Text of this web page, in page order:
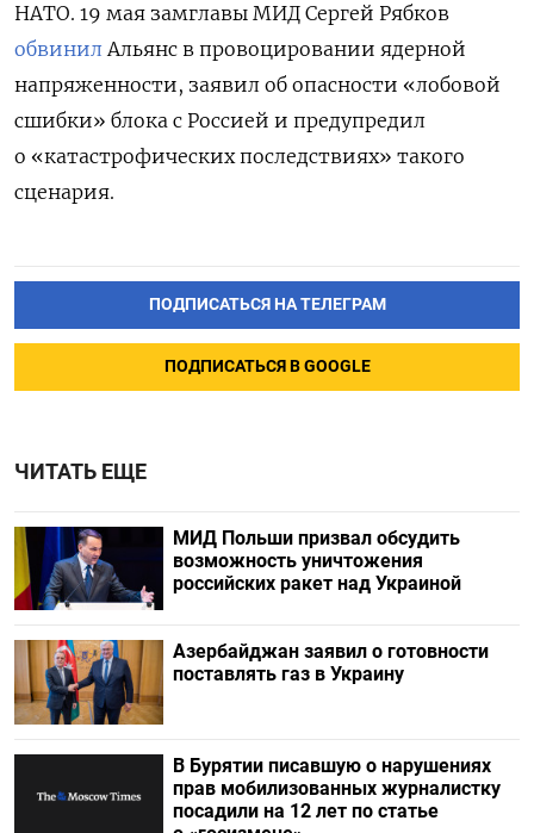
НАТО. 19 мая замглавы МИД Сергей Рябков
обвинилАльянс в провоцировании ядерной
напряженности, заявил об опасности «лобовой
сшибки» блока с Россией и предупредил
о «катастрофических последствиях» такого
сценария.
ПОДПИСАТЬСЯ НА ТЕЛЕГРАМ
ПОДПИСАТЬСЯ В GOOGLE
ЧИТАТЬ ЕЩЕ
МИД Польши призвал обсудить
возможность уничтожения
российских ракет над Украиной
Азербайджан заявил о готовности
поставлять газ в Украину
В Бурятии писавшую о нарушениях
прав мобилизованных журналистку
посадили на 12 лет по статье